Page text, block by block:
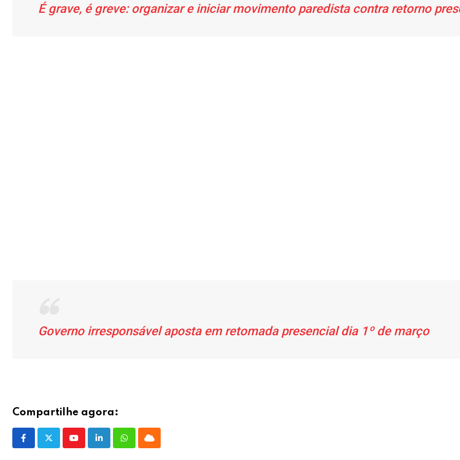
É grave, é greve: organizar e iniciar movimento paredista contra retorno
Governo irresponsável aposta em retomada presencial dia 1º de março
Compartilhe agora:
YoutubeLinkedInWhatsappCloud